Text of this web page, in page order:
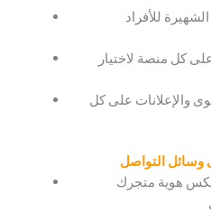
للأفراد
كل منصة لاختيار
والإعلانات على كل
التواصل
هوية متجرك